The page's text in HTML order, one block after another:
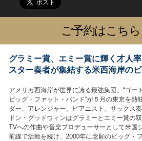
ご予約はこちら
グラミー賞、エミー賞に輝く才人
スター奏者が集結する米西海岸の
アメリカ西海岸が世界に誇る最強集団、“ゴー
ビッグ・ファット・バンド”が５月の東京を熱
ダー、アレンジャー、ピアニスト、サックス
ドン・グッドウィンはグラミーとエミー賞の
TVへの作曲や音楽プロデューサーとして米国
前線で活動を続け、2000年に念願のビッグ・